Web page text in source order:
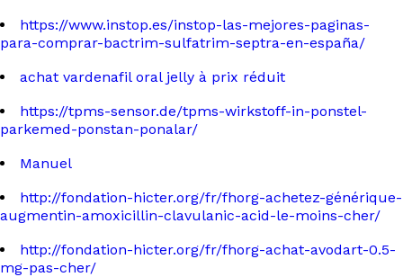
https://www.instop.es/instop-las-mejores-paginas-
para-comprar-bactrim-sulfatrim-septra-en-españa/
achat vardenafil oral jelly à prix réduit
https://tpms-sensor.de/tpms-wirkstoff-in-ponstel-
parkemed-ponstan-ponalar/
Manuel
http://fondation-hicter.org/fr/fhorg-achetez-générique-
augmentin-amoxicillin-clavulanic-acid-le-moins-cher/
http://fondation-hicter.org/fr/fhorg-achat-avodart-0.5-
mg-pas-cher/